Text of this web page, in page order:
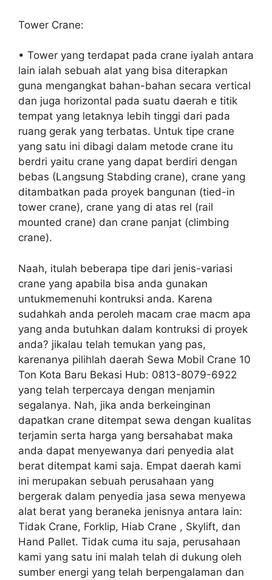
Tower Crane:
• Tower yang terdapat pada crane iyalah antara
lain ialah sebuah alat yang bisa diterapkan
guna mengangkat bahan-bahan secara vertical
dan juga horizontal pada suatu daerah e titik
tempat yang letaknya lebih tinggi dari pada
ruang gerak yang terbatas. Untuk tipe crane
yang satu ini dibagi dalam metode crane itu
berdri yaitu crane yang dapat berdiri dengan
bebas (Langsung Stabding crane), crane yang
ditambatkan pada proyek bangunan (tied-in
tower crane), crane yang di atas rel (rail
mounted crane) dan crane panjat (climbing
crane).
Naah, itulah beberapa tipe dari jenis-variasi
crane yang apabila bisa anda gunakan
untukmemenuhi kontruksi anda. Karena
sudahkah anda peroleh macam crae macm apa
yang anda butuhkan dalam kontruksi di proyek
anda? jikalau telah temukan yang pas,
karenanya pilihlah daerah Sewa Mobil Crane 10
Ton Kota Baru Bekasi Hub: 0813-8079-6922
yang telah terpercaya dengan menjamin
segalanya. Nah, jika anda berkeinginan
dapatkan crane ditempat sewa dengan kualitas
terjamin serta harga yang bersahabat maka
anda dapat menyewanya dari penyedia alat
berat ditempat kami saja. Empat daerah kami
ini merupakan sebuah perusahaan yang
bergerak dalam penyedia jasa sewa menyewa
alat berat yang beraneka jenisnya antara lain:
Tidak Crane, Forklip, Hiab Crane , Skylift, dan
Hand Pallet. Tidak cuma itu saja, perusahaan
kami yang satu ini malah telah di dukung oleh
sumber energi yang telah berpengalaman dan